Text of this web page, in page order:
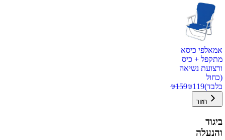
אמאלפי כיסא
מתקפל + כיס
ורצועת נשיאה
(כחול
בלבד)
₪119
₪159
חזור
ביגוד
והנעלה